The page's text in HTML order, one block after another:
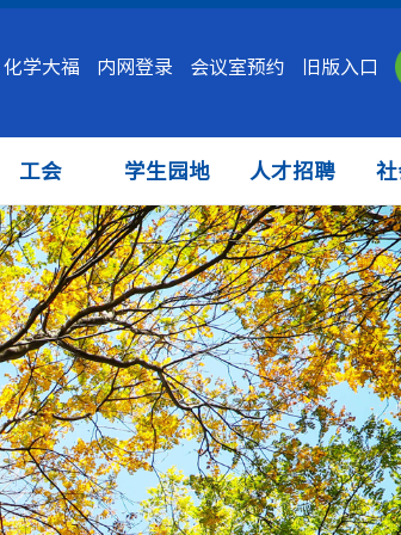
工会 学生园地 人才招聘
化学大福 内网登录 会议室预约 旧版入口